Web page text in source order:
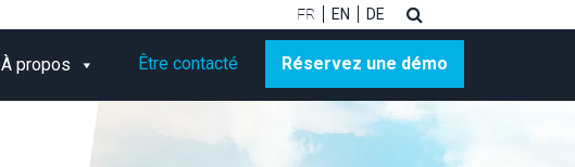
FR EN DE
À propos Réservez une démo
Être contacté